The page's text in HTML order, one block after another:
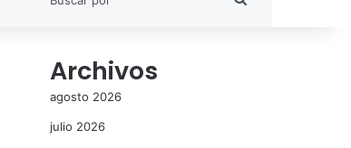
Archivos
agosto 2026
julio 2026